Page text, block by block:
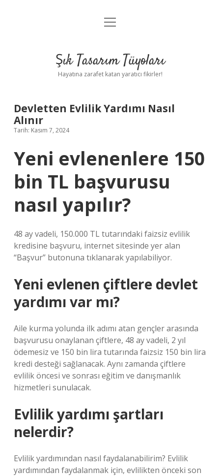
Anasayfa
Yasal Uyarı
menüyü
Şık Tasarım Tüyoları
Hayatına zarafet katan yaratıcı fikirler!
Devletten Evlilik Yardımı Nasıl
Alınır
Tarih: Kasım 7, 2024
Yeni evlenenlere 150
bin TL başvurusu
nasıl yapılır?
48 ay vadeli, 150.000 TL tutarındaki faizsiz evlilik
kredisine başvuru, internet sitesinde yer alan
“Başvur” butonuna tıklanarak yapılabiliyor.
Yeni evlenen çiftlere devlet
yardımı var mı?
Aile kurma yolunda ilk adımı atan gençler arasında
başvurusu onaylanan çiftlere, 48 ay vadeli, 2 yıl
ödemesiz ve 150 bin lira tutarında faizsiz 150 bin lira
kredi desteği sağlanacak. Aynı zamanda çiftlere
evlilik öncesi ve sonrası eğitim ve danışmanlık
hizmetleri sunulacak.
Evlilik yardımı şartları
nelerdir?
Evlilik yardımından nasıl faydalanabilirim? Evlilik
yardımından faydalanmak için, evlilikten önceki son